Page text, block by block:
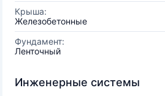
Крыша:
Железобетонные
Фундамент:
Ленточный
Инженерные системы